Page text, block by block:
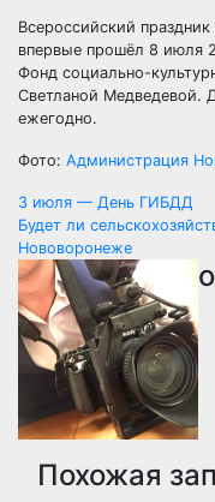
Всероссийский
впервые прошёл 8 июля
Фонд социально-
Светланой Медведевой.
ежегодно.
Фото: Администрация
по
записям
3 июля — День ГИБДД
Будет ли
Нововоронеже
Похожая